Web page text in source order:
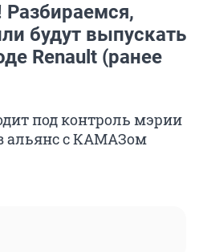
будут выпускать
Renault (ранее
под контроль мэрии
альянс с КАМАЗом